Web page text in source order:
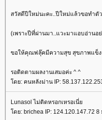
สวัสดีปีใหม่นะคะ..ปีใหม่แล้วขอทำตั
(เพราะปีที่ผ่านมา..แวะมาแอบอ่านอ
ขอให้คุณฟลุ๊คมีความสุข สุขภาพแข็ง
รอติดตามผลงานเสมอค่ะ ^ ^
ดย: คนหลังม่าน IP:
Lunasol ไม่ติดหรอกเหรอเนี่
ดย: brichea IP: 124.120.147.72 8